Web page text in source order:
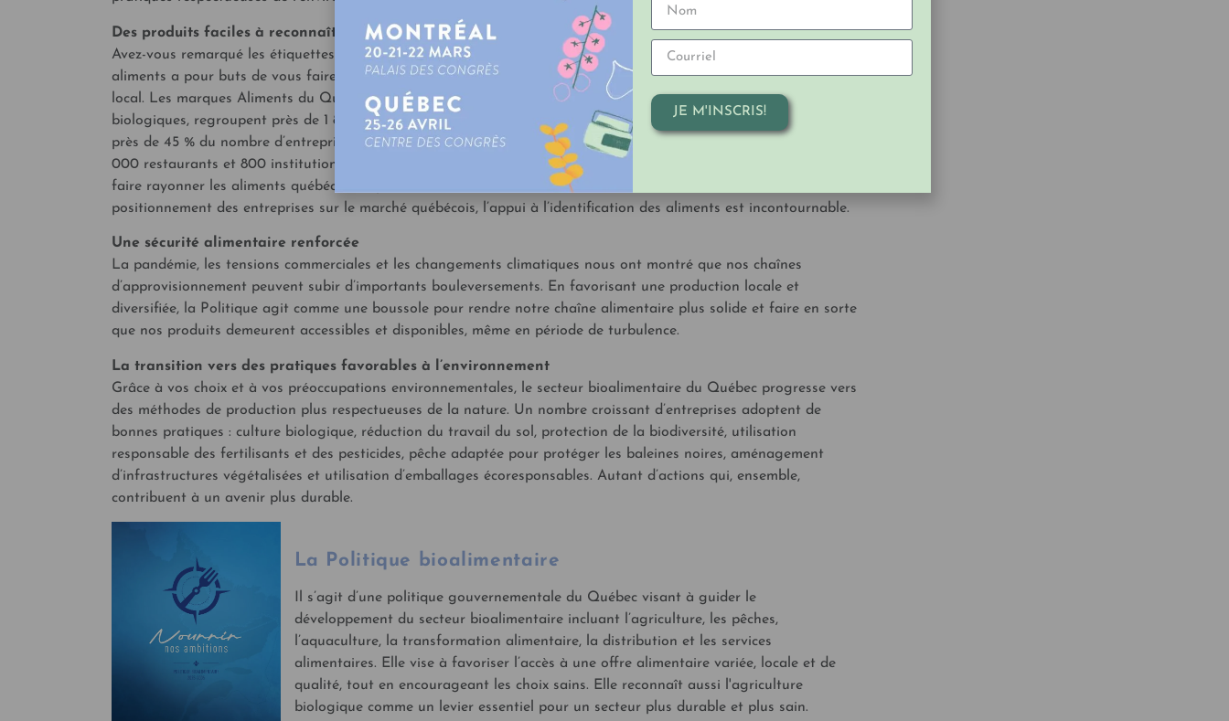
Des produits faciles à reconnaître
Avez-vous remarqué les étiquettes qui distinguent les aliments du Québec? L’identification de la provenance des
aliments a pour buts de vous faire connaître les produits locaux, de faciliter leur repérage et de stimuler l’achat
local. Les marques Aliments du Québec ou Aliments préparés au Québec, de même que leurs déclinaisons
biologiques, regroupent près de 1 800 entreprises et plus de 28 000 produits. Cela représente des hausses de
près de 45 % du nombre d’entreprises et de près de 33 % du nombre de produits vérifiés depuis 2018. Plus de 1
000 restaurants et 800 institutions privées et publiques ont adhéré aux programmes de reconnaissance visant à
faire rayonner les aliments québécois auprès des consommateurs. Pour favoriser l’achat local et le
positionnement des entreprises sur le marché québécois, l’appui à l’identification des aliments est incontournable.
Une sécurité alimentaire renforcée
La pandémie, les tensions commerciales et les changements climatiques nous ont montré que nos chaînes
d’approvisionnement peuvent subir d’importants bouleversements. En favorisant une production locale et
diversifiée, la Politique agit comme une boussole pour rendre notre chaîne alimentaire plus solide et faire en sorte
que nos produits demeurent accessibles et disponibles, même en période de turbulence.
La transition vers des pratiques favorables à l’environnement
Grâce à vos choix et à vos préoccupations environnementales, le secteur bioalimentaire du Québec progresse vers
des méthodes de production plus respectueuses de la nature. Un nombre croissant d’entreprises adoptent de
bonnes pratiques : culture biologique, réduction du travail du sol, protection de la biodiversité, utilisation
responsable des fertilisants et des pesticides, pêche adaptée pour protéger les baleines noires, aménagement
d’infrastructures végétalisées et utilisation d’emballages écoresponsables. Autant d’actions qui, ensemble,
contribuent à un avenir plus durable.
La Politique bioalimentaire
Il s’agit d’une politique gouvernementale du Québec visant à guider le
développement du secteur bioalimentaire incluant l’agriculture, les pêches,
l’aquaculture, la transformation alimentaire, la distribution et les services
alimentaires. Elle vise à favoriser l’accès à une offre alimentaire variée, locale et de
qualité, tout en encourageant les choix sains. Elle reconnaît aussi l'agriculture
biologique comme un levier essentiel pour un secteur plus durable et plus sain.
JE M'INSCRIS!